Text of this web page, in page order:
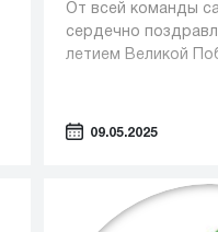
От всей команды
сердечно
летием Великой
09.05.2025